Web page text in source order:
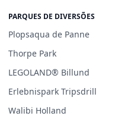
PARQUES DE DIVERSÕES
Plopsaqua de Panne
Thorpe Park
LEGOLAND® Billund
Erlebnispark Tripsdrill
Walibi Holland